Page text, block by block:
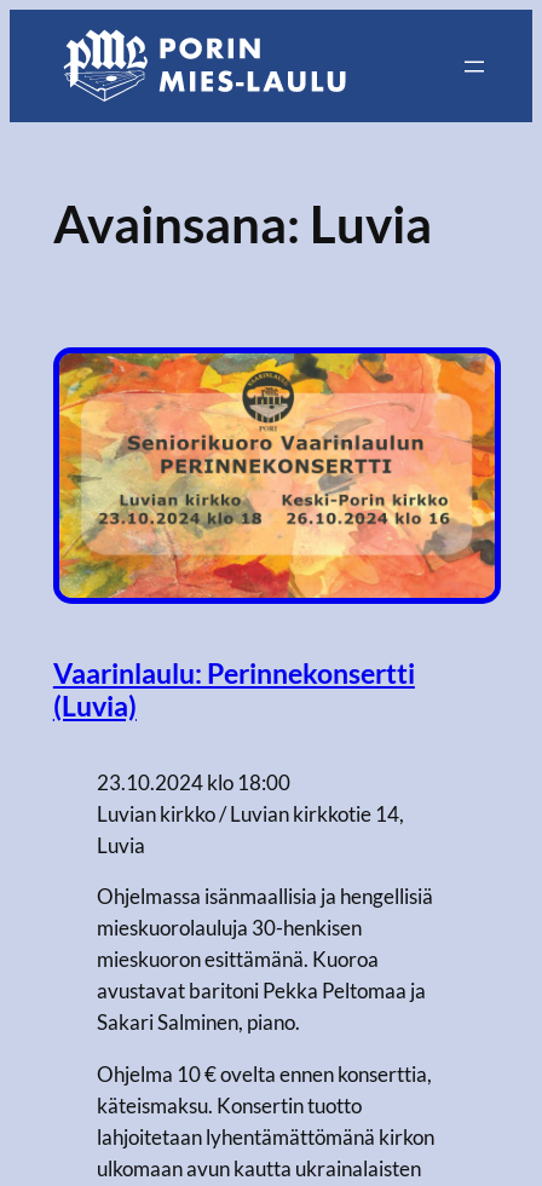
sisältöön
Avainsana: Luvia
Vaarinlaulu: Perinnekonsertti
(Luvia)
23.10.2024 klo 18:00
Luvian kirkko / Luvian kirkkotie 14,
Luvia
Ohjelmassa isänmaallisia ja hengellisiä
mieskuorolauluja 30-henkisen
mieskuoron esittämänä. Kuoroa
avustavat baritoni Pekka Peltomaa ja
Sakari Salminen, piano.
Ohjelma 10 € ovelta ennen konserttia,
käteismaksu. Konsertin tuotto
lahjoitetaan lyhentämättömänä kirkon
ulkomaan avun kautta ukrainalaisten